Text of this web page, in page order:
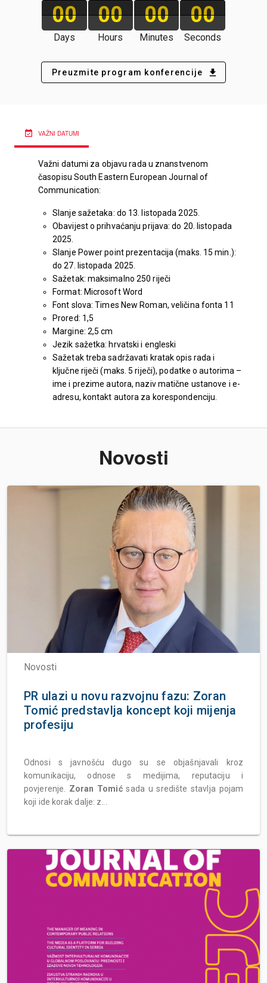
00
Days
00
Hours
00
Minutes
00
Seconds
Preuzmite program konferencije
VAŽNI DATUMI
Važni datumi za objavu rada u znanstvenom
časopisu South Eastern European Journal of
Communication:
Slanje sažetaka: do 13. listopada 2025.
Obavijest o prihvaćanju prijava: do 20. listopada
2025.
Slanje Power point prezentacija (maks. 15 min.):
do 27. listopada 2025.
Sažetak: maksimalno 250 riječi
Format: Microsoft Word
Font slova: Times New Roman, veličina fonta 11
Prored: 1,5
Margine: 2,5 cm
Jezik sažetka: hrvatski i engleski
Sažetak treba sadržavati kratak opis rada i
ključne riječi (maks. 5 riječi), podatke o autorima –
ime i prezime autora, naziv matične ustanove i e-
adresu, kontakt autora za korespondenciju.
Novosti
Novosti
PR ulazi u novu razvojnu fazu: Zoran
Tomić predstavlja koncept koji mijenja
profesiju
Odnosi s javnošću dugo su se objašnjavali kroz
komunikaciju, odnose s medijima, reputaciju i
povjerenje. Zoran Tomićsada u središte stavlja pojam
koji ide korak dalje: z...